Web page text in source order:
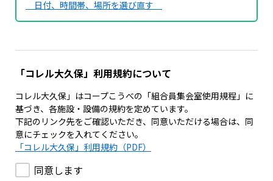
日付、時間帯、場所を選び直す
「コレル大久保」利用規約について
コレル大久保」はコープこうべの「組合員集会室使用規程」に
基づき、各施設・設備の規約を定めています。
下記のリンク先をご確認いただき、同意いただける場合は、同
意にチェックを入れてください。
「コレル大久保」利用規約（PDF）
同意します